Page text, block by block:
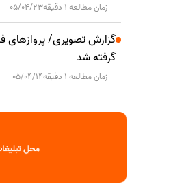
سیاسی
جنایات آمریکا اعتبار نهادهای
زمان مطالعه 1 دقیقه 05/04/23
گزارش تصویری/ پروازهای
گرفته شد
زمان مطالعه 1 دقیقه 05/04/14